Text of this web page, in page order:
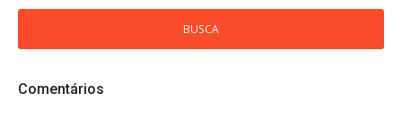
Comentários